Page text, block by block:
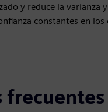
y reduce la
constantes en
frecuentes